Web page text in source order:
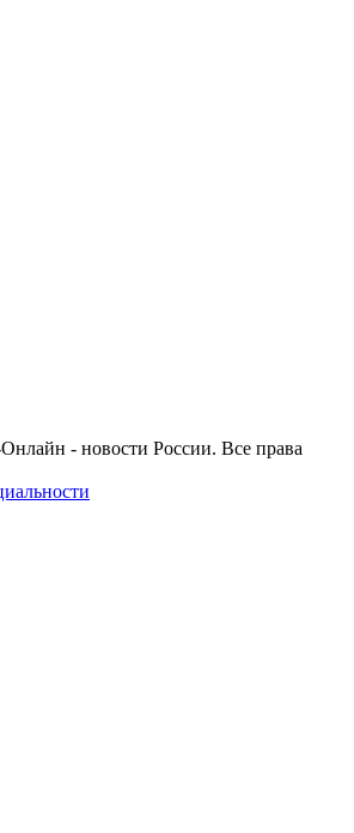
- новости России. Все права